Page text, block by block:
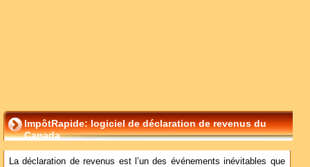
ImpôtRapide: logiciel de déclaration de revenus du
Canada
La déclaration de revenus est l’un des événements inévitables que